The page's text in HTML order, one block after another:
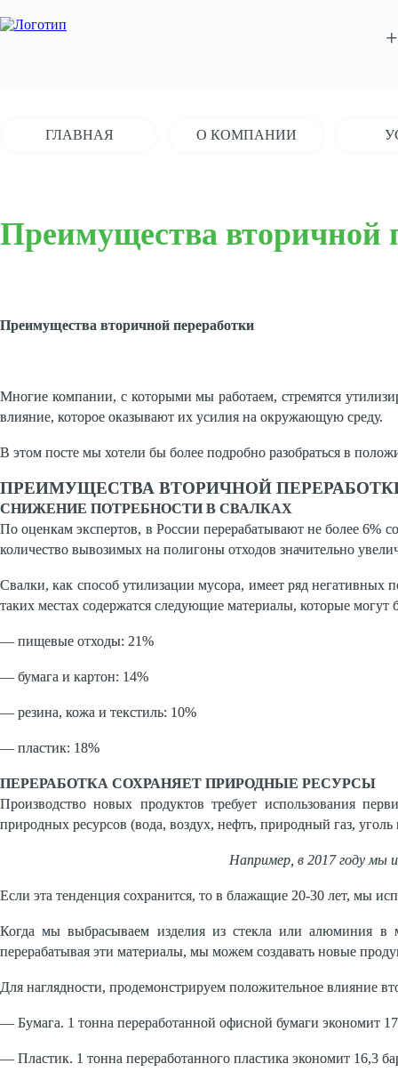
ГЛАВНАЯ О КОМПАНИИ
Преимущества вторичной
Преимущества вторичной переработки
Многие компании, с которыми мы работаем, стремятся
влияние, которое оказывают их усилия на окружающую среду.
В этом посте мы хотели бы более подробно разобраться в
ПРЕИМУЩЕСТВА ВТОРИЧНОЙ
СНИЖЕНИЕ ПОТРЕБНОСТИ В СВАЛКАХ
По оценкам экспертов, в России перерабатывают не более 6%
количество вывозимых на полигоны отходов значительно
Свалки, как способ утилизации мусора, имеет ряд негативных
таких местах содержатся следующие материалы, которые могут
— пищевые отходы: 21%
— бумага и картон: 14%
— резина, кожа и текстиль: 10%
— пластик: 18%
ПЕРЕРАБОТКА СОХРАНЯЕТ ПРИРОДНЫЕ РЕСУРСЫ
Производство новых продуктов требует использования
природных ресурсов (вода, воздух, нефть, природный газ,
Например, в 2017 году мы
Если эта тенденция сохранится, то в блажащие 20-30 лет, мы
Когда мы выбрасываем изделия из стекла или алюминия в
перерабатывая эти материалы, мы можем создавать новые
Для наглядности, продемонстрируем положительное влияние
— Бумага. 1 тонна переработанной офисной бумаги экономит
— Пластик. 1 тонна переработанного пластика экономит 16,3